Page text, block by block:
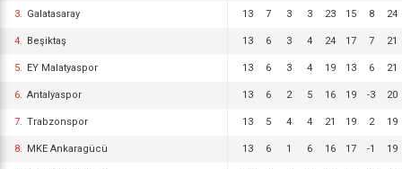
3. Galatasaray 13 7 3 3 23 15 8 24
4. Beşiktaş 13 6 3 4 24 17 7 21
5. EY Malatyaspor 13 6 3 4 19 13 6 21
6. Antalyaspor 13 6 2 5 16 19 -3 20
7. Trabzonspor 13 5 4 4 21 19 2 19
8. MKE Ankaragücü 13 6 1 6 16 17 -1 19